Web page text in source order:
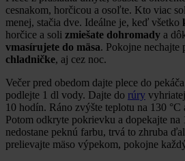
cesnakom, horčicou a osoľte. Kto viac
menej, stačia dve. Ideálne je, keď všetko
horčice a soli zmiešate dohromady a
vmasírujete do mäsa. Pokojne nechajte
chladničke, aj cez noc.
Večer pred obedom dajte plece do
podlejte 1 dl vody. Dajte do rúry
10 hodín. Ráno zvýšte teplotu na 130
Potom odkryte pokrievku a dopekajte na
nedostane peknú farbu, trvá to zhruba
prelievajte mäso výpekom, pokojne